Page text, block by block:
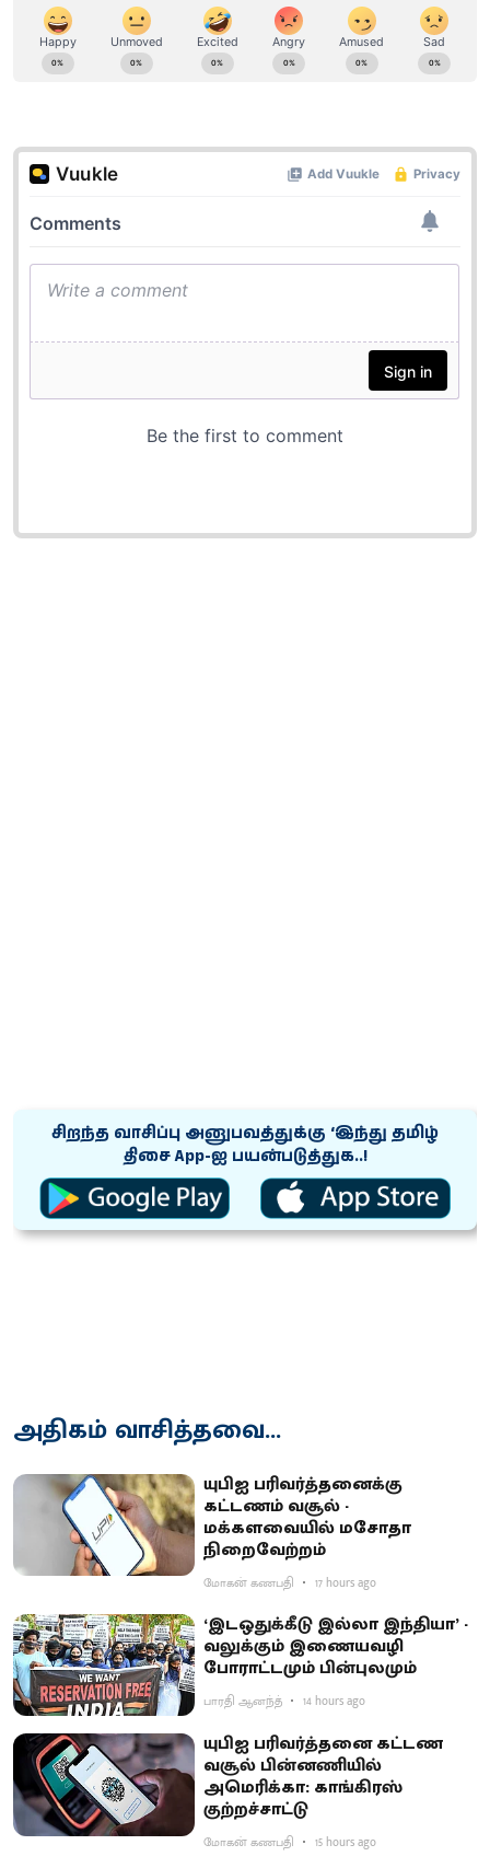
சிறந்த வாசிப்பு அனுபவத்துக்கு ‘இந்து தமிழ்
திசை App-ஐ பயன்படுத்துக..!
அதிகம் வாசித்தவை...
யுபிஐ பரிவர்த்தனைக்கு
கட்டணம் வசூல் -
மக்களவையில் மசோதா
நிறைவேற்றம்
மோகன் கணபதி 17 hours ago
‘இடஒதுக்கீடு இல்லா இந்தியா’ -
வலுக்கும் இணையவழி
போராட்டமும் பின்புலமும்
பாரதி ஆனந்த் 14 hours ago
யுபிஐ பரிவர்த்தனை கட்டண
வசூல் பின்னணியில்
அமெரிக்கா: காங்கிரஸ்
குற்றச்சாட்டு
மோகன் கணபதி 15 hours ago